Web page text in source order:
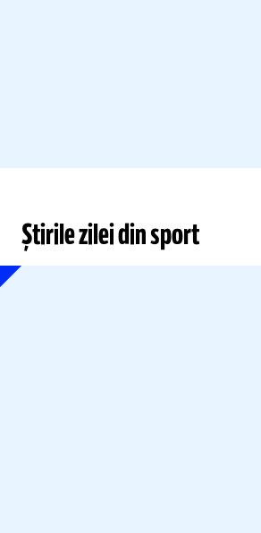
Știrile zilei din sport